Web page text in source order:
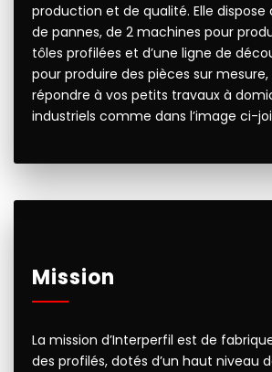
production et de qualité. Elle dispose
de pannes, de 2 machines pour
tôles profilées et d’une ligne de
pour produire des pièces sur
répondre à vos petits travaux à
industriels comme dans l’image ci-
Mission
La mission d’Interperfil est de
des profilés, dotés d’un haut niveau